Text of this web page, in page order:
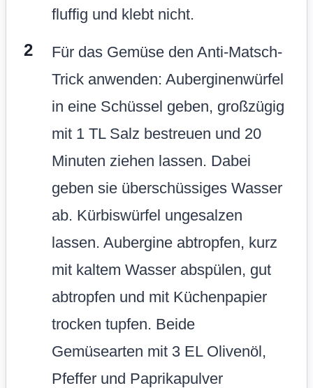
fluffig und klebt nicht.
Für das Gemüse den Anti-Matsch-
Trick anwenden: Auberginenwürfel
in eine Schüssel geben, großzügig
mit 1 TL Salz bestreuen und 20
Minuten ziehen lassen. Dabei
geben sie überschüssiges Wasser
ab. Kürbiswürfel ungesalzen
lassen. Aubergine abtropfen, kurz
mit kaltem Wasser abspülen, gut
abtropfen und mit Küchenpapier
trocken tupfen. Beide
Gemüsearten mit 3 EL Olivenöl,
Pfeffer und Paprikapulver